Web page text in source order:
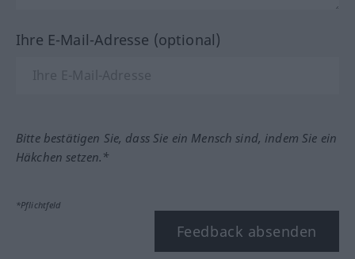
Ihre E-Mail-Adresse (optional)
Bitte bestätigen Sie, dass Sie ein Mensch sind, indem Sie ein
Häkchen setzen.*
*Pflichtfeld
Feedback absenden